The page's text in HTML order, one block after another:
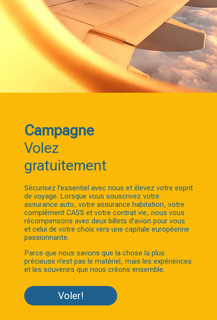
Campagne
Volez
gratuitement
Sécurisez l'essentiel avec nous et élevez votre esprit
de voyage. Lorsque vous souscrivez votre
assurance auto, votre assurance habitation, votre
complément CASS et votre contrat vie, nous vous
récompensons avec deux billets d'avion pour vous
et celui de votre choix vers une capitale européenne
passionnante.
Parce que nous savons que la chose la plus
précieuse n’est pas le matériel, mais les expériences
et les souvenirs que nous créons ensemble.
Voler!